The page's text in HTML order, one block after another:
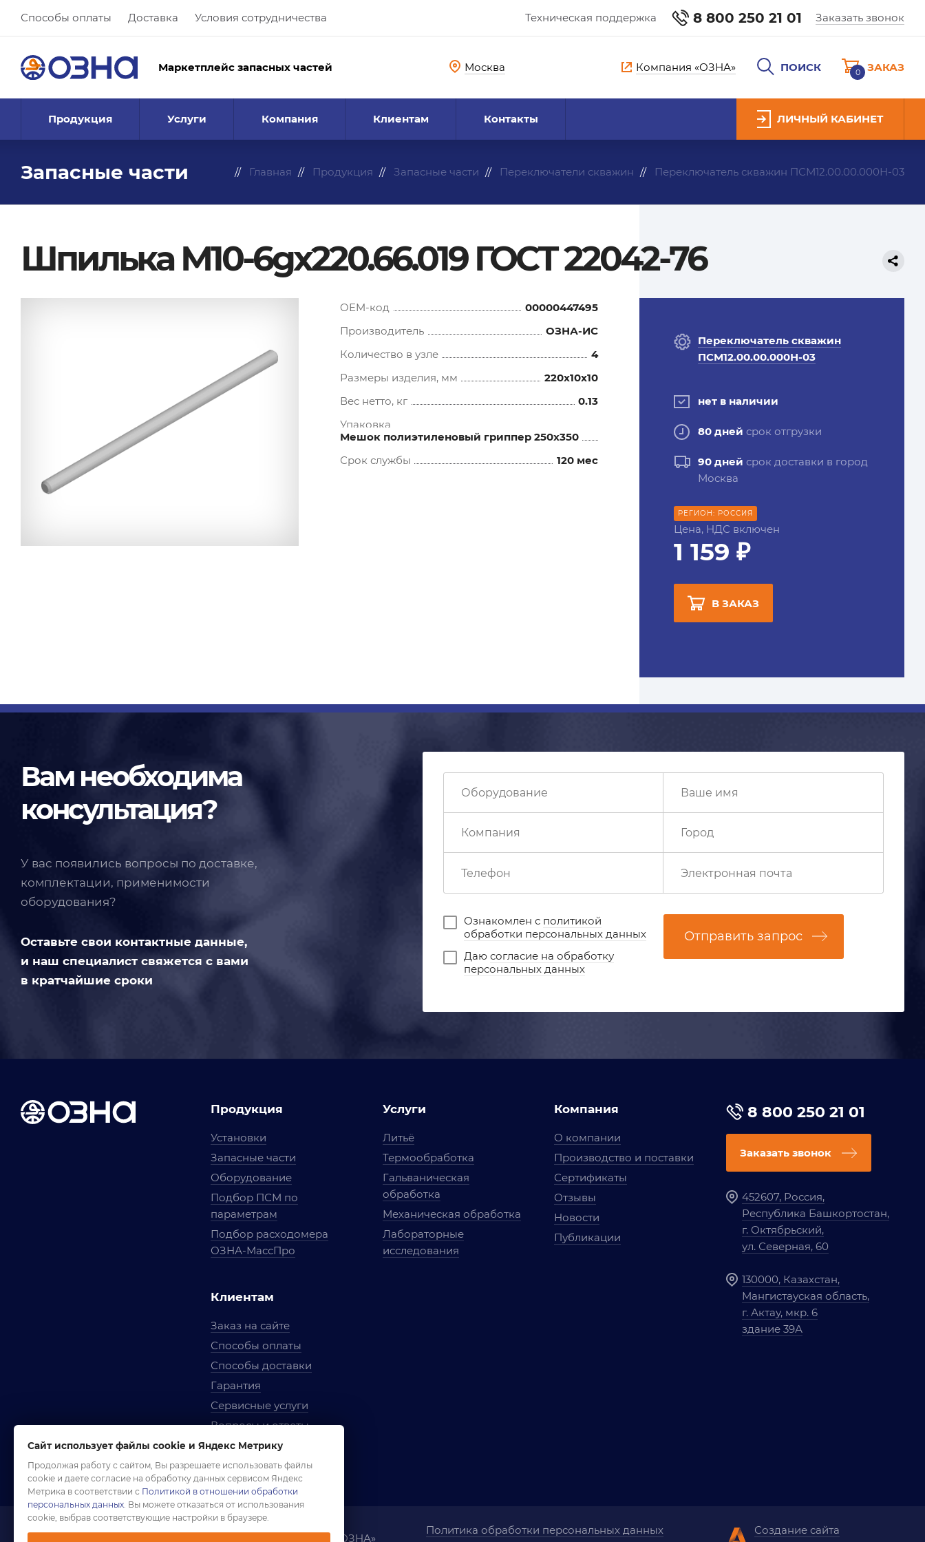
Способы оплаты Доставка Условия сотрудничества Техническая поддержка 8 800 250 21 01 Заказать звонок
Маркетплейс запасных частей Москва Компания «ОЗНА» ПОИСК 0 ЗАКАЗ
Продукция Услуги Компания Клиентам Контакты ЛИЧНЫЙ КАБИНЕТ
Запасные части Главная Продукция Запасные части Переключатели скважин Переключатель скважин ПСМ12.00.00.000Н-03
Шпилька М10-6gx220.66.019 ГОСТ 22042-76
OEM-код
00000447495
Производитель
ОЗНА-ИС
Количество в узле
4
Размеры изделия, мм
220x10x10
Вес нетто, кг
0.13
Упаковка
Мешок полиэтиленовый гриппер 250х350
Срок службы
120 мес
Переключатель скважин
ПСМ12.00.00.000Н-03
нет в наличии
80 дней срок отгрузки
90 дней срок доставки в город
Москва
РЕГИОН: РОССИЯ
Цена, НДС включен
1 159 ₽
В ЗАКАЗ
Вам необходима
консультация?
У вас появились вопросы по доставке,
комплектации, применимости
оборудования?
Оставьте свои контактные данные,
и наш специалист свяжется с вами
в кратчайшие сроки
Ознакомлен с политикой
обработки персональных данных
Даю согласие на обработку
персональных данных
Отправить запрос
Продукция
Установки
Запасные части
Оборудование
Подбор ПСМ по
параметрам
Подбор расходомера
ОЗНА-МассПро
Клиентам
Заказ на сайте
Способы оплаты
Способы доставки
Гарантия
Сервисные услуги
Вопросы и ответы
Условия сотрудничества
Правила использования
Услуги
Литьё
Термообработка
Гальваническая
обработка
Механическая обработка
Лабораторные
исследования
Компания
О компании
Производство и поставки
Сертификаты
Отзывы
Новости
Публикации
8 800 250 21 01
Заказать звонок
452607, Россия,
Республика Башкортостан,
г. Октябрьский,
ул. Северная, 60
130000, Казахстан,
Мангистауская область,
г. Актау, мкр. 6
здание 39А
Компания «ОЗНА»
Политика обработки персональных данных
Создание сайта
Сайт использует файлы cookie и Яндекс Метрику
Продолжая работу с сайтом, Вы разрешаете использовать файлы
cookie и даете согласие на обработку данных сервисом Яндекс
Метрика в соответствии с Политикой в отношении обработки
персональных данных. Вы можете отказаться от использования
cookie, выбрав соответствующие настройки в браузере.